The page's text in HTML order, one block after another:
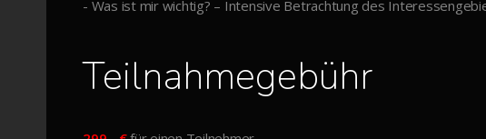
- Was ist mir wichtig? – Intensive Betrachtung des
Teilnahmegebühr